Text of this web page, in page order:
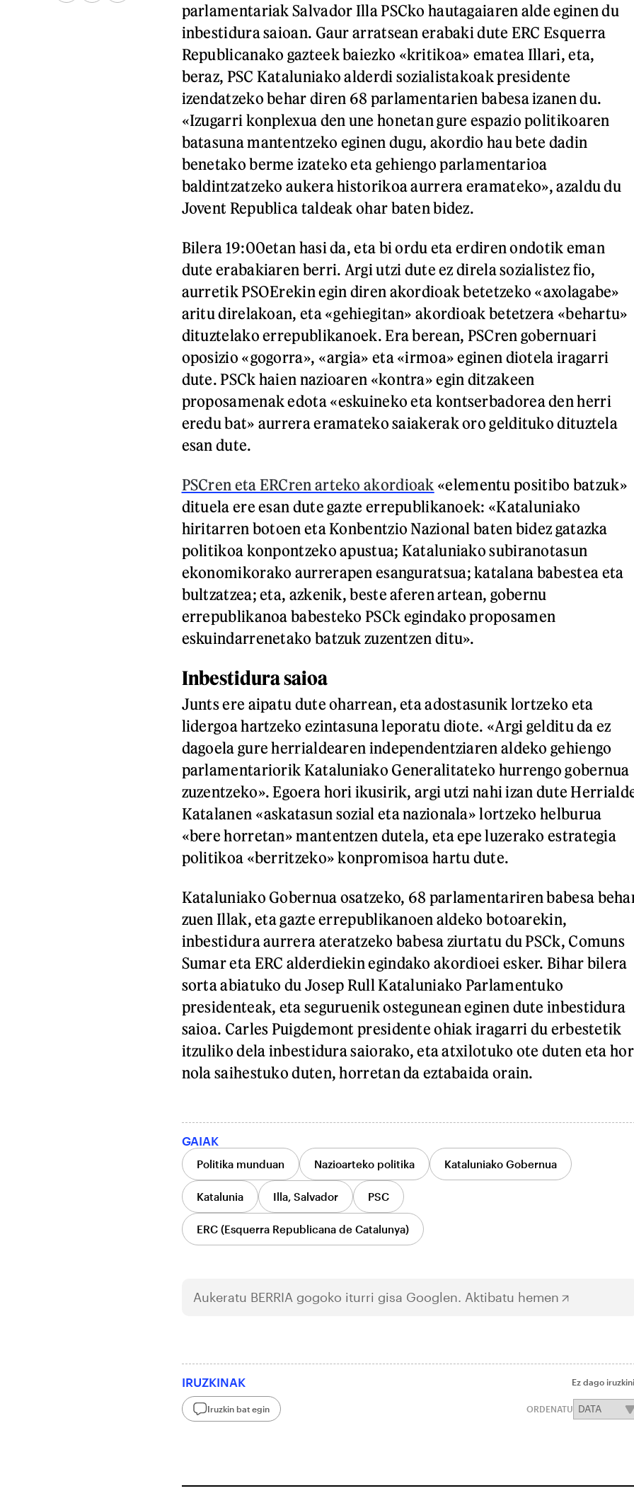
parlamentariak Salvador Illa PSCko hautagaiaren alde eginen du
inbestidura saioan. Gaur arratsean erabaki dute ERC Esquerra
Republicanako gazteek baiezko «kritikoa» ematea Illari, eta,
beraz, PSC Kataluniako alderdi sozialistakoak presidente
izendatzeko behar diren 68 parlamentarien babesa izanen du.
«Izugarri konplexua den une honetan gure espazio politikoaren
batasuna mantentzeko eginen dugu, akordio hau bete dadin
benetako berme izateko eta gehiengo parlamentarioa
baldintzatzeko aukera historikoa aurrera eramateko», azaldu du
Jovent Republica taldeak ohar baten bidez.
Bilera 19:00etan hasi da, eta bi ordu eta erdiren ondotik eman
dute erabakiaren berri. Argi utzi dute ez direla sozialistez fio,
aurretik PSOErekin egin diren akordioak betetzeko «axolagabe»
aritu direlakoan, eta «gehiegitan» akordioak betetzera «behartu»
dituztelako errepublikanoek. Era berean, PSCren gobernuari
oposizio «gogorra», «argia» eta «irmoa» eginen diotela iragarri
dute. PSCk haien nazioaren «kontra» egin ditzakeen
proposamenak edota «eskuineko eta kontserbadorea den herri
eredu bat» aurrera eramateko saiakerak oro geldituko dituztela
esan dute.
PSCren eta ERCren arteko akordioak «elementu positibo batzuk»
dituela ere esan dute gazte errepublikanoek: «Kataluniako
hiritarren botoen eta Konbentzio Nazional baten bidez gatazka
politikoa konpontzeko apustua; Kataluniako subiranotasun
ekonomikorako aurrerapen esanguratsua; katalana babestea eta
bultzatzea; eta, azkenik, beste aferen artean, gobernu
errepublikanoa babesteko PSCk egindako proposamen
eskuindarrenetako batzuk zuzentzen ditu».
Inbestidura saioa
Junts ere aipatu dute oharrean, eta adostasunik lortzeko eta
lidergoa hartzeko ezintasuna leporatu diote. «Argi gelditu da ez
dagoela gure herrialdearen independentziaren aldeko gehiengo
parlamentariorik Kataluniako Generalitateko hurrengo gobernua
zuzentzeko». Egoera hori ikusirik, argi utzi nahi izan dute
Katalanen «askatasun sozial eta nazionala» lortzeko helburua
«bere horretan» mantentzen dutela, eta epe luzerako estrategia
politikoa «berritzeko» konpromisoa hartu dute.
Kataluniako Gobernua osatzeko, 68 parlamentariren babesa
zuen Illak, eta gazte errepublikanoen aldeko botoarekin,
inbestidura aurrera ateratzeko babesa ziurtatu du PSCk, Comuns
Sumar eta ERC alderdiekin egindako akordioei esker. Bihar bilera
sorta abiatuko du Josep Rull Kataluniako Parlamentuko
presidenteak, eta seguruenik ostegunean eginen dute inbestidura
saioa. Carles Puigdemont presidente ohiak iragarri du erbestetik
itzuliko dela inbestidura saiorako, eta atxilotuko ote duten eta
nola saihestuko duten, horretan da eztabaida orain.
GAIAK
Politika munduan Nazioarteko politika Kataluniako Gobernua
Katalunia Illa, Salvador PSC
ERC (Esquerra Republicana de Catalunya)
Aukeratu BERRIA gogoko iturri gisa Googlen. Aktibatu hemen
IRUZKINAK Ez dago
Iruzkin bat egin ORDENATU